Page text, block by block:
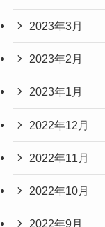
2023年3月
2023年2月
2023年1月
2022年12月
2022年11月
2022年10月
2022年9月